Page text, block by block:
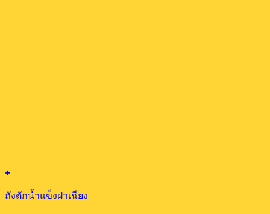
+
ถังตักน้ำแข็งฝาเฉียง